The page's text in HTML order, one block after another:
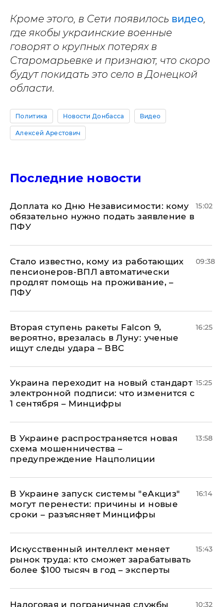
Кроме этого, в Сети появилось видео,
где якобы украинские военные
говорят о крупных потерях в
Старомарьевке и признают, что скоро
будут покидать это село в Донецкой
области.
Политика Новости Донбасса Видео
Алексей Арестович
Последние новости
Доплата ко Дню Независимости: кому
обязательно нужно подать заявление в
ПФУ
15:02
Стало известно, кому из работающих
пенсионеров-ВПЛ автоматически
продлят помощь на проживание, –
ПФУ
09:38
Вторая ступень ракеты Falcon 9,
вероятно, врезалась в Луну: ученые
ищут следы удара – ВВС
16:25
Украина переходит на новый стандарт
электронной подписи: что изменится с
1 сентября – Минцифры
15:25
В Украине распространяется новая
схема мошенничества –
предупреждение Нацполиции
13:58
В Украине запуск системы "еАкциз"
могут перенести: причины и новые
сроки – разъясняет Минцифры
16:14
Искусственный интеллект меняет
рынок труда: кто сможет зарабатывать
более $100 тысяч в год – эксперты
15:43
Налоговая и пограничная службы 10:32